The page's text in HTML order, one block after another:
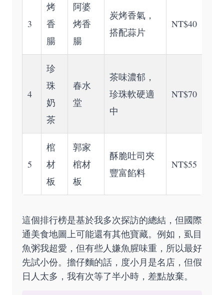
3
烤
香
腸
阿婆
烤香
腸
炭烤香氣，
搭配蒜片
NT$40
4
珍
珠
奶
茶
春水
堂
茶味濃郁，
珍珠軟硬適
中
NT$70
5
棺
材
板
郭家
棺材
板
酥脆吐司夾
豐富餡料
NT$55
這個排行榜是基於我多次探訪的總結，但國際
通美食地圖上可能還有其他寶藏。例如，虱目
魚粥我超愛，但有些人嫌魚腥味重，所以最好
先試小份。擔仔麵的話，度小月是名店，但假
日人太多，我有次等了半小時，差點放棄。